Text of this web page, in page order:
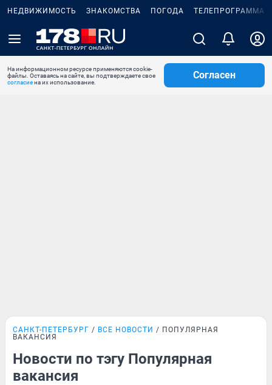
НЕДВИЖИМОСТЬ ЗНАКОМСТВА ПОГОДА ТЕЛЕПРОГРАММА
На информационном ресурсе применяются cookie-
файлы. Оставаясь на сайте, вы подтверждаете свое
согласиена их использование.
Согласен
САНКТ-ПЕТЕРБУРГ ВСЕ НОВОСТИ
ПОПУЛЯРНАЯ
ВАКАНСИЯ
Новости по тэгу Популярная
вакансия